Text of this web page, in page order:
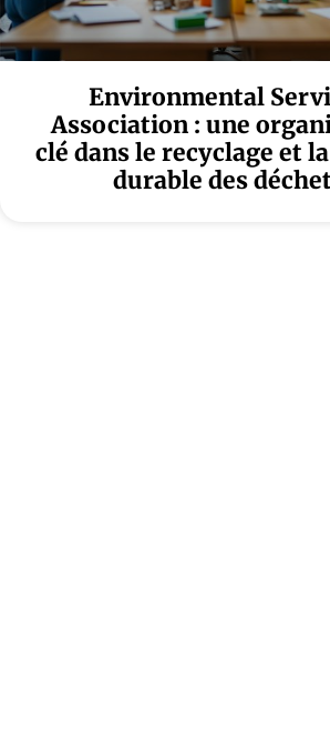
Environmental
Association : une
clé dans le recyclage et
durable des